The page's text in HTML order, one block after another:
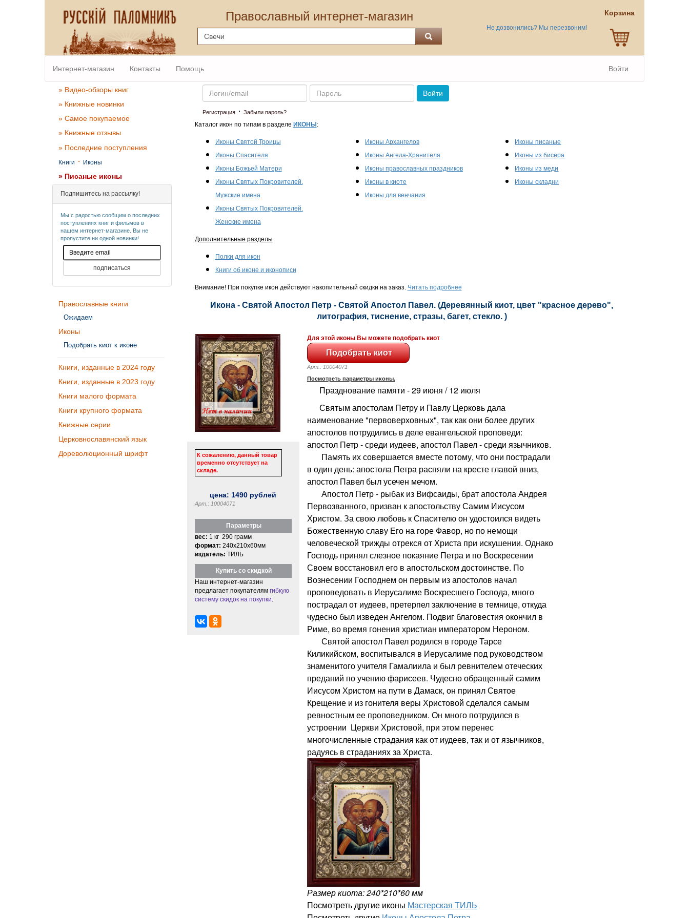
Православный интернет-магазин
Не дозвонились? Мы перезвоним!
Корзина
Интернет-магазин Контакты Помощь Войти
» Видео-обзоры книг
» Книжные новинки
» Самое покупаемое
» Книжные отзывы
» Последние поступления
Книги · Иконы
» Писаные иконы
Подпишитесь на рассылку!
Мы с радостью сообщим о последних
поступлениях книг и фильмов в
нашем интернет-магазине. Вы не
пропустите ни одной новинки!
Православные книги
Ожидаем
Иконы
Подобрать киот к иконе
Книги, изданные в 2024 году
Книги, изданные в 2023 году
Книги малого формата
Книги крупного формата
Книжные серии
Церковнославянский язык
Дореволюционный шрифт
Email Пароль
Войти
Регистрация· Забыли пароль?
Каталог икон по типам в разделе ИКОНЫ :
Иконы Святой Троицы
Иконы Спасителя
Иконы Божьей Матери
Иконы Святых Покровителей.
Мужские имена
Иконы Святых Покровителей.
Женские имена
Иконы Архангелов
Иконы Ангела-Хранителя
Иконы православных праздников
Иконы в киоте
Иконы для венчания
Иконы писаные
Иконы из бисера
Иконы из меди
Иконы складни
Дополнительные разделы
Полки для икон
Книги об иконе и иконописи
Внимание! При покупке икон действуют накопительный скидки на заказ. Читать подробнее
Икона - Святой Апостол Петр - Святой Апостол Павел. (Деревянный киот, цвет "красное дерево",
литография, тиснение, стразы, багет, стекло. )
К сожалению, данный товар
временно отсутствует на
складе.
цена: 1490 рублей
Арт.: 10004071
Параметры
вес: 1 кг 290 грамм
формат: 240x210x60мм
издатель: ТИЛЬ
Купить со скидкой
Наш интернет-магазин
предлагает покупателям гибкую
систему скидок на покупки
Для этой иконы Вы можете подобрать киот
Арт.: 10004071
Посмотреть параметры иконы.
Празднование памяти - 29 июня / 12 июля
Святым апостолам Петру и Павлу Церковь дала
наименование "первоверховных", так как они более других
апостолов потрудились в деле евангельской проповеди:
апостол Петр - среди иудеев, апостол Павел - среди язычников.
Память их совершается вместе потому, что они пострадали
в один день: апостола Петра распяли на кресте главой вниз,
апостол Павел был усечен мечом.
Апостол Петр - рыбак из Вифсаиды, брат апостола Андрея
Первозванного, призван к апостольству Самим Иисусом
Христом. За свою любовь к Спасителю он удостоился видеть
Божественную славу Его на горе Фавор, но по немощи
человеческой трижды отрекся от Христа при искушении. Однако
Господь принял слезное покаяние Петра и по Воскресении
Своем восстановил его в апостольском достоинстве. По
Вознесении Господнем он первым из апостолов начал
проповедовать в Иерусалиме Воскресшего Господа, много
пострадал от иудеев, претерпел заключение в темнице, откуда
чудесно был изведен Ангелом. Подвиг благовестия окончил в
Риме, во время гонения христиан императором Нероном.
Святой апостол Павел родился в городе Тарсе
Киликийском, воспитывался в Иерусалиме под руководством
знаменитого учителя Гамалиила и был ревнителем отеческих
преданий по учению фарисеев. Чудесно обращенный самим
Иисусом Христом на пути в Дамаск, он принял Святое
Крещение и из гонителя веры Христовой сделался самым
ревностным ее проповедником. Он много потрудился в
устроении Церкви Христовой, при этом перенес
многочисленные страдания как от иудеев, так и от язычников,
радуясь в страданиях за Христа.
Размер киота: 240*210*60 мм
Посмотреть другие иконы Мастерская ТИЛЬ